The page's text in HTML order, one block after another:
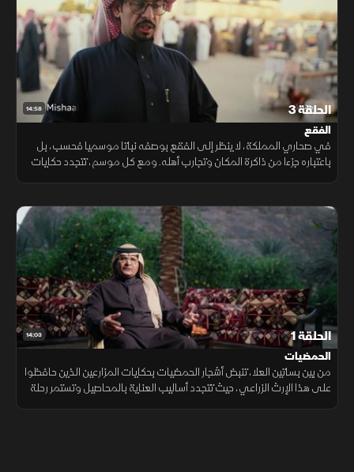
14:58 الحلقة 3
الفقع
في صحاري المملكة، لا ينظر إلى الفقع بوصفه نباتا موسميا فحسب، بل
باعتباره جزءا من ذاكرة المكان وتجارب أهله. ومع كل موسم، تتجدد حكايات
14:03 الحلقة 1
الحمضيات
من بين بساتين العلا، تنبض أشجار الحمضيات بحكايات المزارعين الذين حافظوا
على هذا الإرث الزراعي، حيث تتجدد أساليب العناية بالمحاصيل وتستمر رحلة